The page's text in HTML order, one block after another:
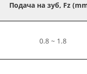
Подача на зуб, Fz
0.8 ~ 1.8